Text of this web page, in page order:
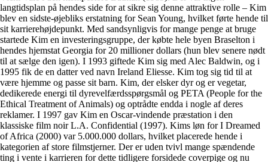
langtidsplan på hendes side for at sikre sig denne attraktive rolle – Kim
blev en sidste-øjebliks erstatning for Sean Young, hvilket førte hende til
sit karrierehøjdepunkt. Med sandsynligvis for mange penge at bruge
startede Kim en investeringsgruppe, der købte hele byen Braselton i
hendes hjemstat Georgia for 20 millioner dollars (hun blev senere nødt
til at sælge den igen). I 1993 giftede Kim sig med Alec Baldwin, og i
1995 fik de en datter ved navn Ireland Eliesse. Kim tog sig tid til at
være hjemme og passe sit barn. Kim, der elsker dyr og er vegetar,
dedikerede energi til dyrevelfærdsspørgsmål og PETA (People for the
Ethical Treatment of Animals) og optrådte endda i nogle af deres
reklamer. I 1997 gav Kim en Oscar-vindende præstation i den
klassiske film noir L.A. Confidential (1997). Kims løn for I Dreamed
of Africa (2000) var 5.000.000 dollars, hvilket placerede hende i
kategorien af store filmstjerner. Der er uden tvivl mange spændende
ting i vente i karrieren for dette tidligere forsidede coverpige og nu